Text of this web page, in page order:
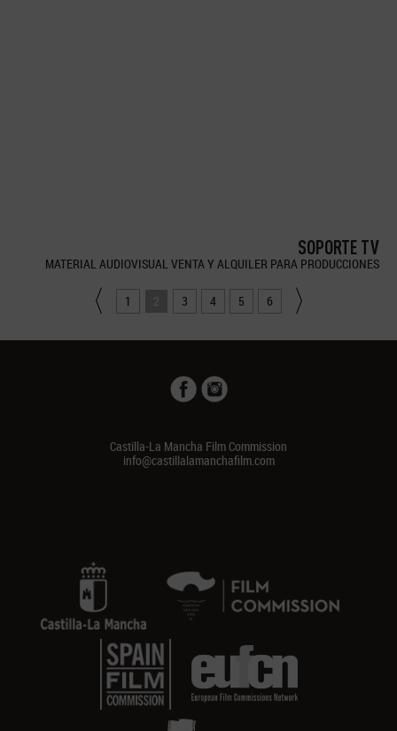
SOPORTE TV
MATERIAL AUDIOVISUAL VENTA Y ALQUILER PARA PRODUCCIONES
1 2 3 4 5 6
Castilla-La Mancha Film Commission
info@castillalamanchafilm.com